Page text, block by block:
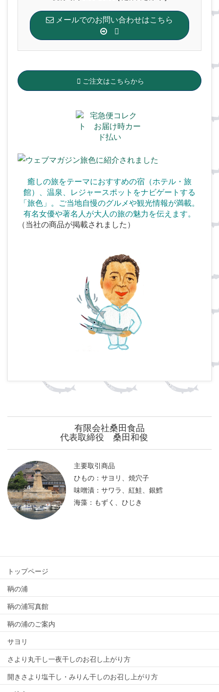
メールでのお問い合わせはこちら
ご注文はこちらから
癒しの旅をテーマにおすすめの宿（ホテル・旅
館）、温泉、
レジャースポットをナビゲートする
「旅色」。ご当地自慢のグルメや観光情報が満載。
有名女優や著名人が大人の旅の魅力を伝えます。
（当社の商品が掲載されました）
有限会社桑田食品
代表取締役 桑田和俊
主要取引商品
ひもの：サヨリ、焼穴子
味噌漬：サワラ、紅鮭、銀鱈
海藻：もずく、ひじき
トップページ
鞆の浦
鞆の浦写真館
鞆の浦のご案内
サヨリ
さより丸干し一夜干しのお召し上がり方
開きさより塩干し・みりん干しのお召し上がり方